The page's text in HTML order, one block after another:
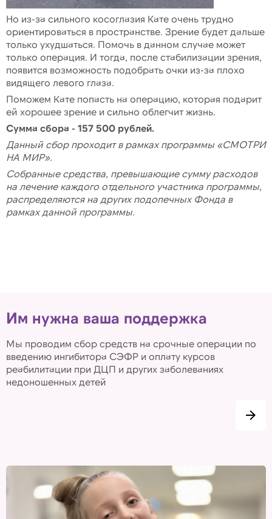
Но из-за сильного косоглазия Кате очень трудно
ориентироваться в пространстве. Зрение будет дальше
только ухудшаться. Помочь в данном случае может
только операция. И тогда, после стабилизации зрения,
появится возможность подобрать очки из-за плохо
видящего левого глаза.
Поможем Кате попасть на операцию, которая подарит
ей хорошее зрение и сильно облегчит жизнь.
Сумма сбора - 157 500 рублей.
Данный сбор проходит в рамках программы «СМОТРИ
НА МИР».
Собранные средства, превышающие сумму расходов
на лечение каждого отдельного участника программы,
распределяются на других подопечных Фонда в
рамках данной программы.
Им нужна ваша поддержка
Мы проводим сбор средств на срочные операции по
введению ингибитора СЭФР и оплату курсов
реабилитации при ДЦП и других заболеваниях
недоношенных детей